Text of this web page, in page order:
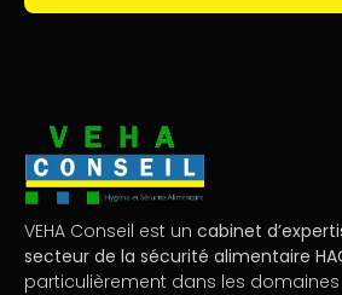
VEHA Conseil est un cabinet
secteur de la sécurité alimentaire
particulièrement dans les domaines